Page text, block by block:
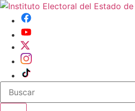
Buscar en el sitio